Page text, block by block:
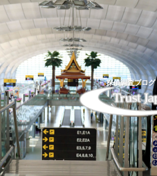
探偵調査ブログ